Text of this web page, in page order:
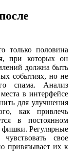
только половина
при которых он
должна быть
событиях, но не
спама. Анализ
в интерфейсе
для улучшения
как привлечь
в постоянном
фишки. Регулярные
свое
привязывает их к